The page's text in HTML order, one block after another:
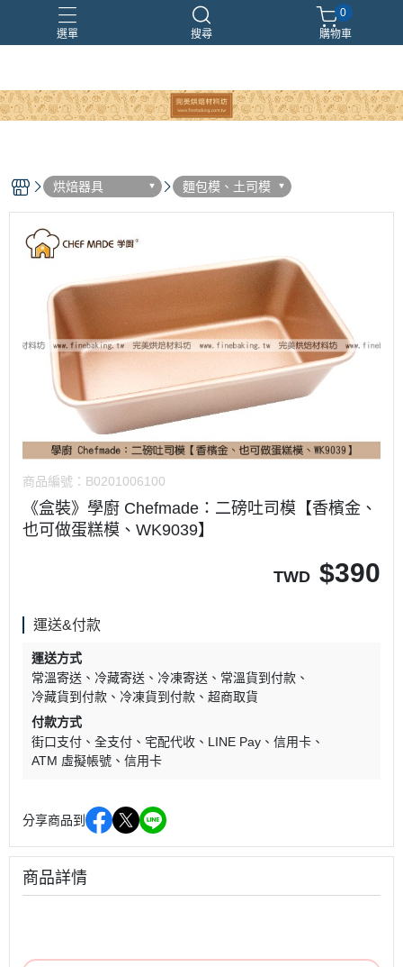
選單 搜尋
0
購物車
烘焙器具 麵包模、土司模
商品編號： B0201006100
《盒裝》學廚 Chefmade：二磅吐司模【香檳金、
也可做蛋糕模、WK9039】
TWD $390
運送&付款
運送方式
常溫寄送
冷藏寄送 冷凍寄送
常溫貨到付款
冷藏貨到付款
冷凍貨到付款
超商取貨
付款方式
街口支付
全支付 宅配代收 LINE Pay
信用卡
ATM 虛擬帳號
信用卡
分享商品到
商品詳情